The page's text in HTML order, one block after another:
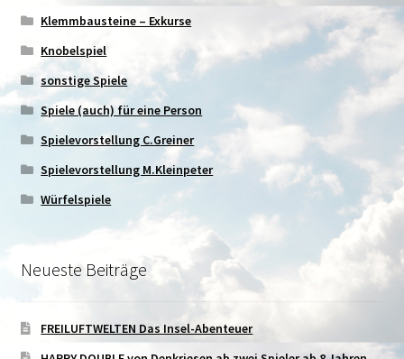
Klemmbausteine – Exkurse
Knobelspiel
sonstige Spiele
Spiele (auch) für eine Person
Spielevorstellung C.Greiner
Spielevorstellung M.Kleinpeter
Würfelspiele
Neueste Beiträge
FREILUFTWELTEN Das Insel-Abenteuer